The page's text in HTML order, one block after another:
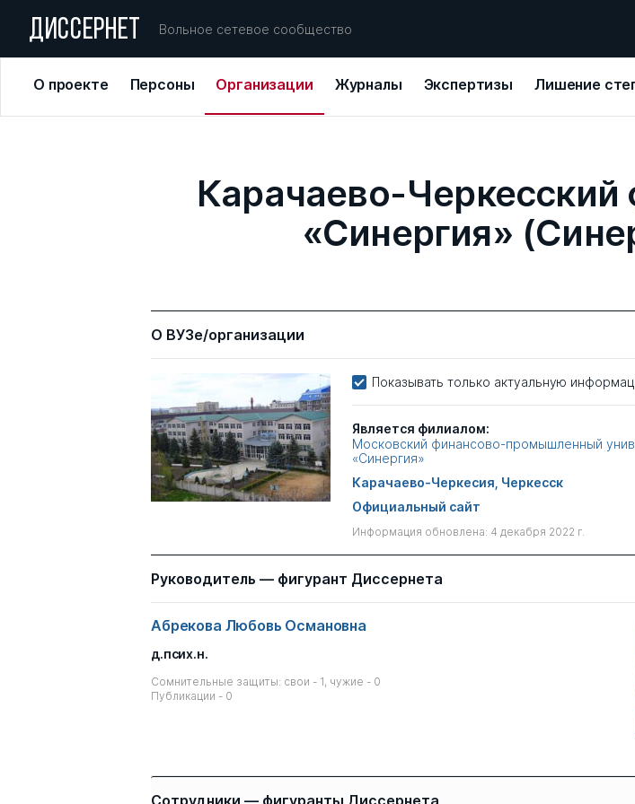
ДИССЕРНЕТ Вольное сетевое сообщество
О проекте Персоны Организации Журналы Экспертизы Лишение
Карачаево-Черкесский
«Синергия»
О ВУЗе/организации
Показывать только актуальную
Является филиалом:
Московский финансово-промышленный
«Синергия»
Карачаево-Черкесия, Черкесск
Официальный сайт
Информация обновлена: 4 декабря 2022 г.
Руководитель — фигурант Диссернета
Абрекова Любовь Османовна
д.псих.н.
Сомнительные защиты: свои - 1, чужие - 0
Публикации - 0
Сотрудники — фигуранты Диссернета